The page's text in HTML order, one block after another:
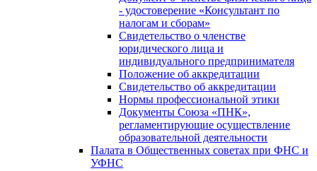
- удостоверение «Консультант по
налогам и сборам»
Свидетельство о членстве
юридического лица и
индивидуального предпринимателя
Положение об аккредитации
Свидетельство об аккредитации
Нормы профессиональной этики
Документы Союза «ПНК»,
регламентирующие осуществление
образовательной деятельности
Палата в Общественных советах при ФНС и
УФНС